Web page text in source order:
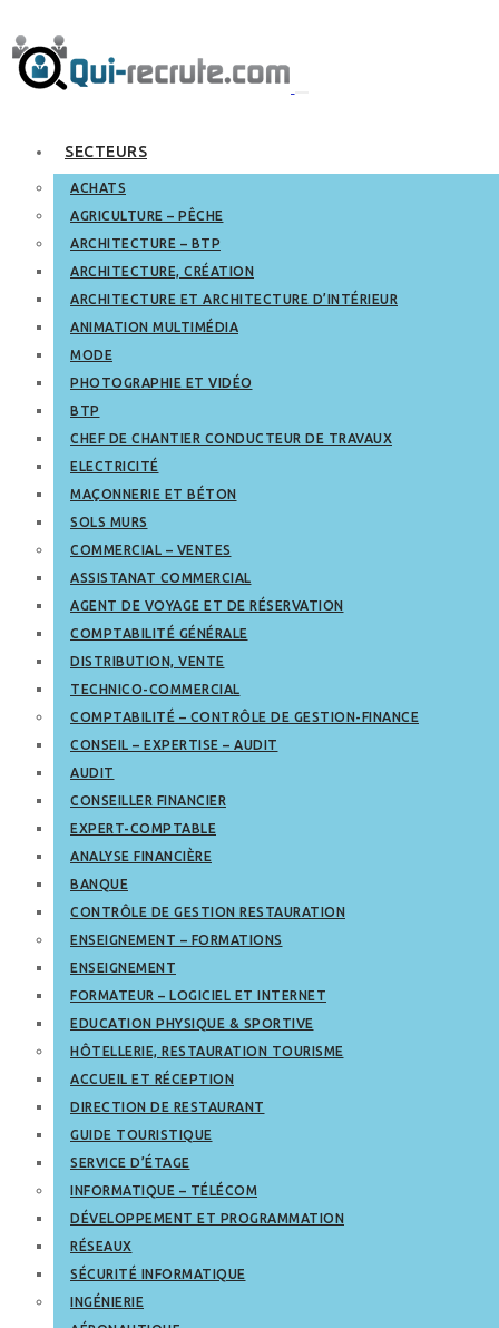
SECTEURS
ACHATS
AGRICULTURE – PÊCHE
ARCHITECTURE – BTP
ARCHITECTURE, CRÉATION
ARCHITECTURE ET ARCHITECTURE D’INTÉRIEUR
ANIMATION MULTIMÉDIA
MODE
PHOTOGRAPHIE ET VIDÉO
BTP
CHEF DE CHANTIER CONDUCTEUR DE TRAVAUX
ELECTRICITÉ
MAÇONNERIE ET BÉTON
SOLS MURS
COMMERCIAL – VENTES
ASSISTANAT COMMERCIAL
AGENT DE VOYAGE ET DE RÉSERVATION
COMPTABILITÉ GÉNÉRALE
DISTRIBUTION, VENTE
TECHNICO-COMMERCIAL
COMPTABILITÉ – CONTRÔLE DE GESTION-FINANCE
CONSEIL – EXPERTISE – AUDIT
AUDIT
CONSEILLER FINANCIER
EXPERT-COMPTABLE
ANALYSE FINANCIÈRE
BANQUE
CONTRÔLE DE GESTION RESTAURATION
ENSEIGNEMENT – FORMATIONS
ENSEIGNEMENT
FORMATEUR – LOGICIEL ET INTERNET
EDUCATION PHYSIQUE & SPORTIVE
HÔTELLERIE, RESTAURATION TOURISME
ACCUEIL ET RÉCEPTION
DIRECTION DE RESTAURANT
GUIDE TOURISTIQUE
SERVICE D’ÉTAGE
INFORMATIQUE – TÉLÉCOM
DÉVELOPPEMENT ET PROGRAMMATION
RÉSEAUX
SÉCURITÉ INFORMATIQUE
INGÉNIERIE